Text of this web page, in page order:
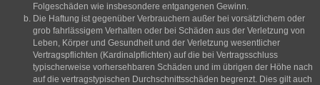
Folgeschäden wie insbesondere entgangenen Gewinn.
Die Haftung ist gegenüber Verbrauchern außer bei vorsätzlichem oder
grob fahrlässigem Verhalten oder bei Schäden aus der Verletzung von
Leben, Körper und Gesundheit und der Verletzung wesentlicher
Vertragspflichten (Kardinalpflichten) auf die bei Vertragsschluss
typischerweise vorhersehbaren Schäden und im übrigen der Höhe nach
auf die vertragstypischen Durchschnittsschäden begrenzt. Dies gilt auch